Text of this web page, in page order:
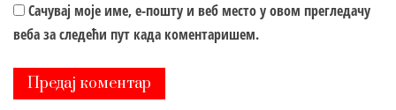
Сачувај моје име, е-пошту и веб место у овом прегледачу
веба за следећи пут када коментаришем.